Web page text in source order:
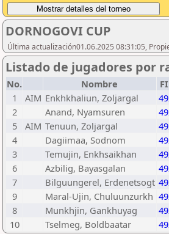
DORNOGOVI CUP
Última actualización01.06.2025 08:31:05,
Listado de jugadores por
No. Nombre
1
AIM Enkhkhaliun, Zoljargal
2
Anand, Nyamsuren
5
AIM Tenuun, Zoljargal
4
Dagiimaa, Sodnom
3
Temujin, Enkhsaikhan
6
Azbilig, Bayasgalan
7
Bilguungerel, Erdenetsogt
9
Maral-Ujin, Chuluunzurkh
8
Munkhjin, Gankhuyag
10
Tselmeg, Boldbaatar